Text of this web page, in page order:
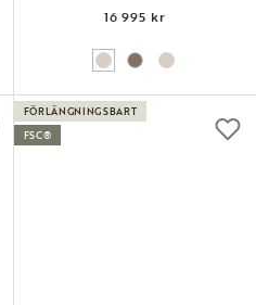
16 995 kr
FÖRLÄNGNINGSBART
FSC®